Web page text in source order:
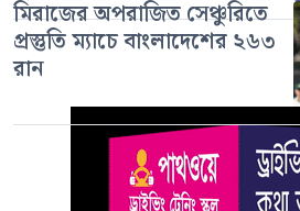
মিরাজের অপরাজিত সেঞ্চুরিতে
প্রস্তুতি ম্যাচে বাংলাদেশের ২৬৩
রান